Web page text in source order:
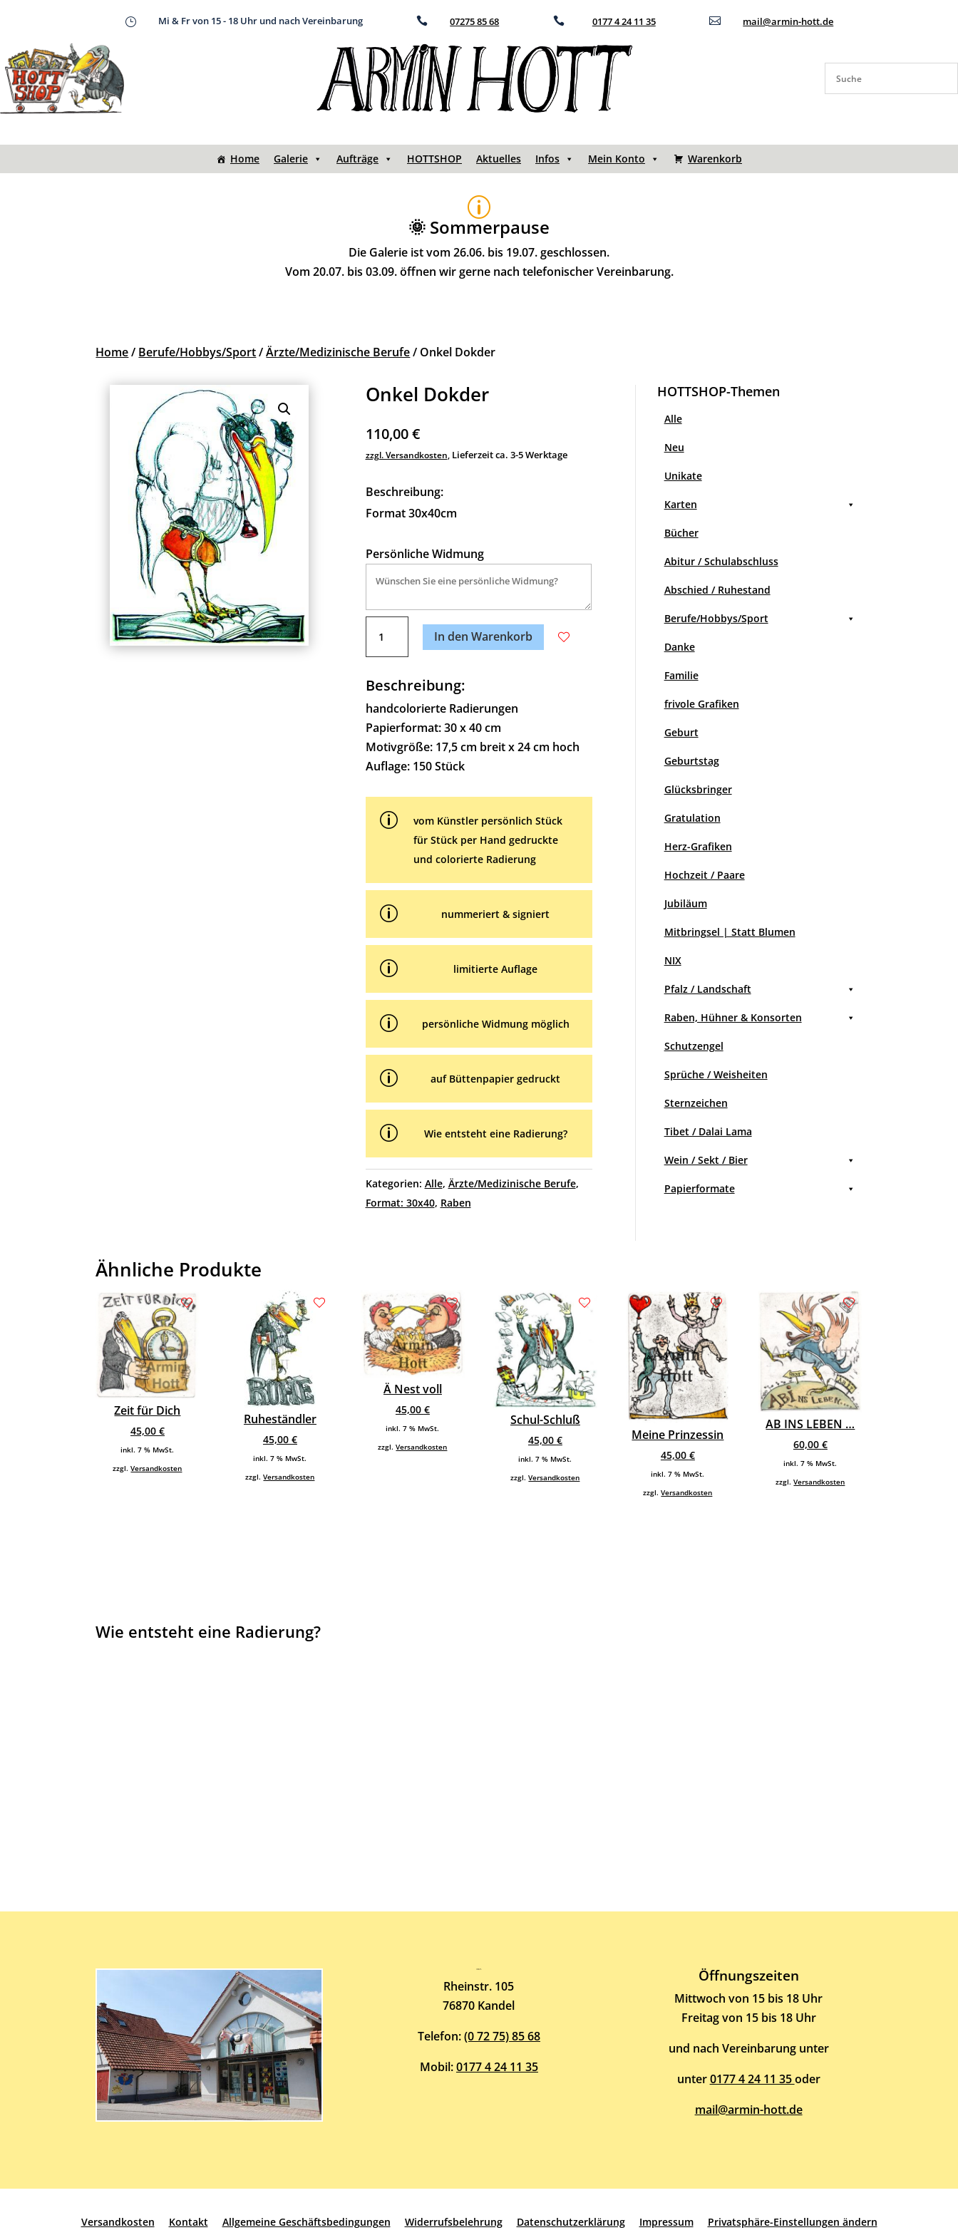
} Mi & Fr von 15 - 18 Uhr und nach Vereinbarung  07275 85 68  0177 4 24 11 35  mail@armin-hott.de
Home Galerie Aufträge HOTTSHOP Aktuelles Infos Mein Konto Warenkorb
p
🌞 Sommerpause
Die Galerie ist vom 26.06. bis 19.07. geschlossen.
Vom 20.07. bis 03.09. öffnen wir gerne nach telefonischer Vereinbarung.
Home/ Berufe/Hobbys/Sport/Ärzte/Medizinische Berufe/ Onkel Dokder
Onkel Dokder
110,00€
zzgl. Versandkosten, Lieferzeit ca. 3-5 Werktage
Beschreibung:
Format 30x40cm
Persönliche Widmung
Dokder
In den Warenkorb
A
r
n
a
t
i
e
Beschreibung:
handcolorierte Radierungen
Papierformat: 30 x 40 cm
Motivgröße: 17,5 cm breit x 24 cm hoch
Auflage: 150 Stück
p
vom Künstler persönlich Stück
für Stück per Hand gedruckte
und colorierte Radierung
p nummeriert & signiert
p limitierte Auflage
p persönliche Widmung möglich
p auf Büttenpapier gedruckt
p Wie entsteht eine Radierung?
Kategorien: Alle, Ärzte/Medizinische Berufe,
Format: 30x40, Raben
HOTTSHOP-Themen
Alle
Neu
Unikate
Karten
Bücher
Abitur / Schulabschluss
Abschied / Ruhestand
Berufe/Hobbys/Sport
Danke
Familie
frivole Grafiken
Geburt
Geburtstag
Glücksbringer
Gratulation
Herz-Grafiken
Hochzeit / Paare
Jubiläum
Mitbringsel | Statt Blumen
NIX
Pfalz / Landschaft
Raben, Hühner & Konsorten
Schutzengel
Sprüche / Weisheiten
Sternzeichen
Tibet / Dalai Lama
Wein / Sekt / Bier
Papierformate
Ähnliche Produkte
Zeit für Dich
45,00 €
inkl. 7 % MwSt.
zzgl.Versandkosten
Ruheständler
45,00 €
inkl. 7 % MwSt.
zzgl.Versandkosten
Ä Nest voll
45,00 €
inkl. 7 % MwSt.
zzgl.Versandkosten
Schul-Schluß
45,00 €
inkl. 7 % MwSt.
zzgl.Versandkosten
Meine Prinzessin
45,00 €
inkl. 7 % MwSt.
zzgl.Versandkosten
AB INS LEBEN …
60,00 €
inkl. 7 % MwSt.
zzgl.Versandkosten
Wie entsteht eine Radierung?
Rheinstr. 105
76870 Kandel
Telefon:(0 72 75) 85 68
Mobil:0177 4 24 11 35
Öffnungszeiten
Mittwoch von 15 bis 18 Uhr
Freitag von 15 bis 18 Uhr
und nach Vereinbarung unter
unter0177 4 24 11 35oder
mail@armin-hott.de
Versandkosten Kontakt Allgemeine Geschäftsbedingungen Widerrufsbelehrung Datenschutzerklärung Impressum Privatsphäre-Einstellungen ändern